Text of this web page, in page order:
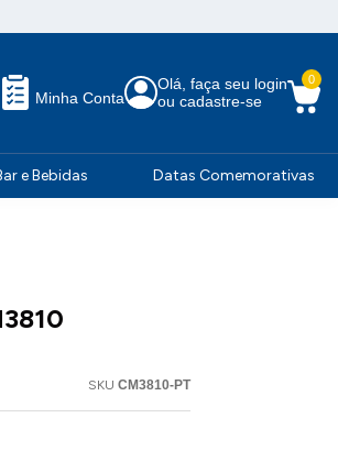
Minha Conta
Olá, faça seu login
ou cadastre-se
0
e Bebidas Datas Comemorativas
SKU CM3810-PT